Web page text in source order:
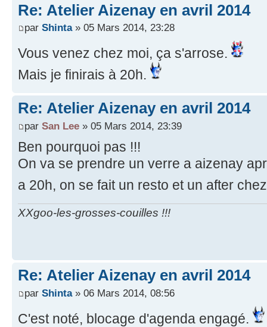
Re: Atelier Aizenay en avril 2014
par Shinta» 05 Mars 2014, 23:28
Vous venez chez moi, ça s'arrose.
Mais je finirais à 20h.
Re: Atelier Aizenay en avril 2014
par San Lee » 05 Mars 2014, 23:39
Ben pourquoi pas !!!
On va se prendre un verre a aizenay
a 20h, on se fait un resto et un after
XXgoo-les-grosses-couilles !!!
Re: Atelier Aizenay en avril 2014
par Shinta» 06 Mars 2014, 08:56
C'est noté, blocage d'agenda engagé.